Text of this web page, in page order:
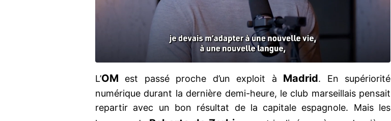
L’OM est passé proche d’un exploit à Madrid. En supériorité
numérique durant la dernière demi-heure, le club marseillais pensait
repartir avec un bon résultat de la capitale espagnole. Mais les